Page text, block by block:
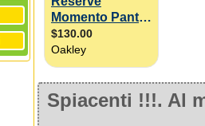
Spiacenti !!!. Al